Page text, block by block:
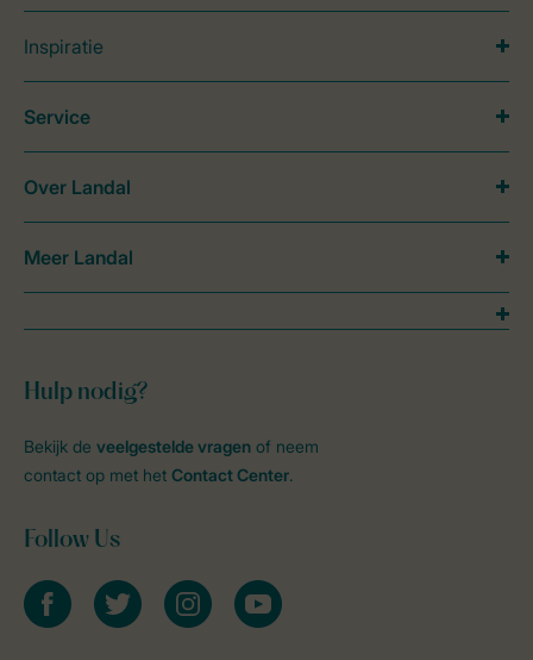
Inspiratie
Hulp nodig?
Bekijk de veelgestelde vragen of neem
contact op met het Contact Center.
Follow Us
facebooktwitter instagramyoutube
Service
Over Landal
Meer Landal